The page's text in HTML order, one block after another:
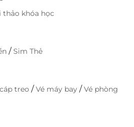
thảo khóa học
/Sim Thẻ
treo /Vé máy bay /Vé phòng